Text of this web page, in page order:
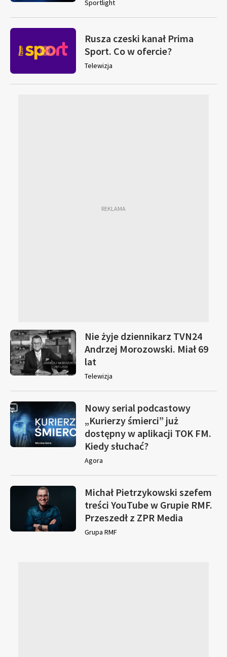
Sportlight
Rusza czeski kanał Prima
Sport. Co w ofercie?
Telewizja
Nie żyje dziennikarz TVN24
Andrzej Morozowski. Miał 69
lat
Telewizja
Nowy serial podcastowy
„Kurierzy śmierci” już
dostępny w aplikacji TOK FM.
Kiedy słuchać?
Agora
Michał Pietrzykowski szefem
treści YouTube w Grupie RMF.
Przeszedł z ZPR Media
Grupa RMF